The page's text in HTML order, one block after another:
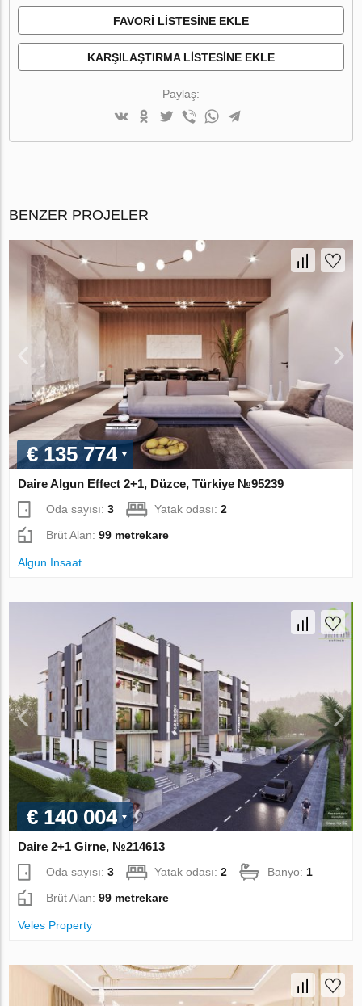
FAVORI LISTESINE EKLE
KARŞILAŞTIRMA LISTESINE EKLE
Paylaş:
BENZER PROJELER
€ 135 774
Daire Algun Effect 2+1, Düzce, Türkiye №95239
Oda sayısı:3 Yatak odası:2
Brüt Alan:99 metrekare
Algun Insaat
€ 140 004
Daire 2+1 Girne, №214613
Oda sayısı:3 Yatak odası:2 Banyo: 1
Brüt Alan:99 metrekare
Veles Property